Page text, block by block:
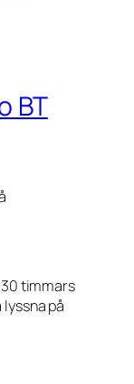
BT
timmars
på